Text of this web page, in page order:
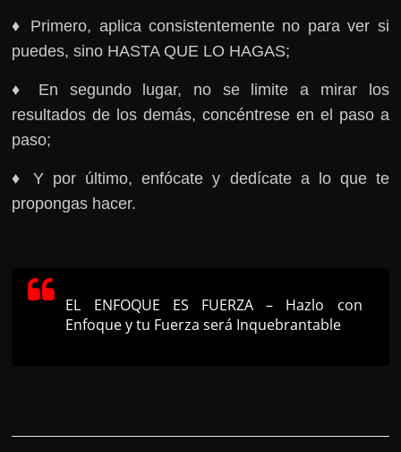
♦ Primero, aplica consistentemente no para ver si
puedes, sino HASTA QUE LO HAGAS;
♦ En segundo lugar, no se limite a mirar los
resultados de los demás, concéntrese en el paso a
paso;
♦ Y por último, enfócate y dedícate a lo que te
propongas hacer.
EL ENFOQUE ES FUERZA – Hazlo con
Enfoque y tu Fuerza será Inquebrantable